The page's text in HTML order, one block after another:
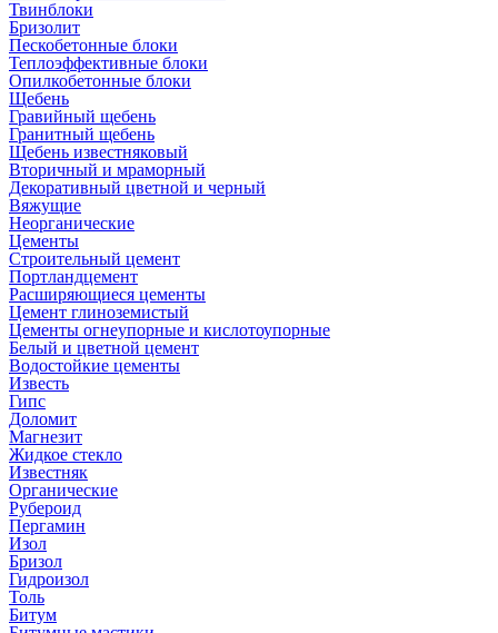
Твинблоки
Бризолит
Пескобетонные блоки
Теплоэффективные блоки
Опилкобетонные блоки
Щебень
Гравийный щебень
Гранитный щебень
Щебень известняковый
Вторичный и мраморный
Декоративный цветной и черный
Вяжущие
Неорганические
Цементы
Строительный цемент
Портландцемент
Расширяющиеся цементы
Цемент глиноземистый
Цементы огнеупорные и кислотоупорные
Белый и цветной цемент
Водостойкие цементы
Известь
Гипс
Доломит
Магнезит
Жидкое стекло
Известняк
Органические
Рубероид
Пергамин
Изол
Бризол
Гидроизол
Толь
Битум